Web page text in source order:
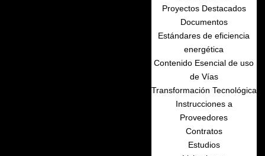
Proyectos Destacados
Documentos
Estándares de eficiencia
energética
Contenido Esencial de uso
de Vías
Transformación Tecnológica
Instrucciones a
Proveedores
Contratos
Estudios